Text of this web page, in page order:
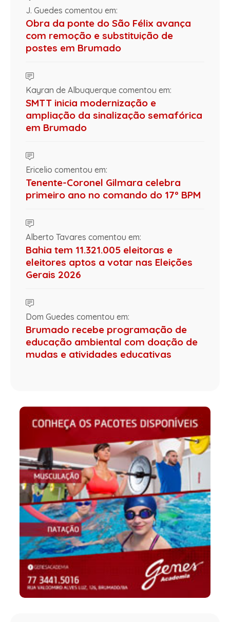
J. Guedes comentou em:
Obra da ponte do São Félix avança
com remoção e substituição de
postes em Brumado
Kayran de Albuquerque comentou em:
SMTT inicia modernização e
ampliação da sinalização semafórica
em Brumado
Ericelio comentou em:
Tenente-Coronel Gilmara celebra
primeiro ano no comando do 17º BPM
Alberto Tavares comentou em:
Bahia tem 11.321.005 eleitoras e
eleitores aptos a votar nas Eleições
Gerais 2026
Dom Guedes comentou em:
Brumado recebe programação de
educação ambiental com doação de
mudas e atividades educativas